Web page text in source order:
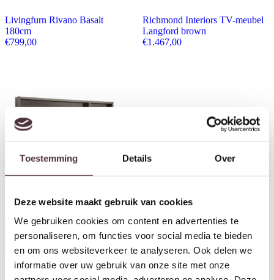
Toestemming Details Over
Deze website maakt gebruik van cookies
We gebruiken cookies om content en advertenties te
personaliseren, om functies voor social media te bieden
en om ons websiteverkeer te analyseren. Ook delen we
informatie over uw gebruik van onze site met onze
Livingfurn Rivano Basalt
180cm
€799,00
Richmond Interiors TV-meubel
Langford brown
€1.467,00
Richmond Interiors TV-meubel
Lachance brown 3-doors 2-
drawers
2.199,00
Lachance brown